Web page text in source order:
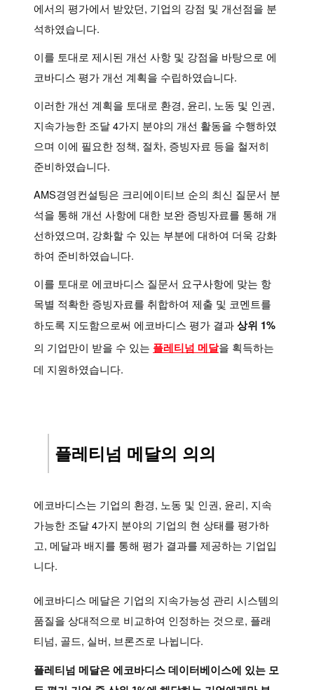
에서의 평가에서 받았던, 기업의 강점 및 개선점을 분
석하였습니다.
이를 토대로 제시된 개선 사항 및 강점을 바탕으로 에
코바디스 평가 개선 계획을 수립하였습니다.
이러한 개선 계획을 토대로 환경, 윤리, 노동 및 인권,
지속가능한 조달 4가지 분야의 개선 활동을 수행하였
으며 이에 필요한 정책, 절차, 증빙자료 등을 철저히
준비하였습니다.
AMS경영컨설팅은 크리에이티브 순의 최신 질문서 분
석을 통해 개선 사항에 대한 보완 증빙자료를 통해 개
선하였으며, 강화할 수 있는 부분에 대하여 더욱 강화
하여 준비하였습니다.
이를 토대로 에코바디스 질문서 요구사항에 맞는 항
목별 적확한 증빙자료를 취합하여 제출 및 코멘트를
하도록 지도함으로써 에코바디스 평가 결과상위 1%
의 기업만이 받을 수 있는 플레티넘 메달을 획득하는
데 지원하였습니다.
플레티넘 메달의 의의
에코바디스는 기업의 환경, 노동 및 인권, 윤리, 지속
가능한 조달 4가지 분야의 기업의 현 상태를 평가하
고, 메달과 배지를 통해 평가 결과를 제공하는 기업입
니다.
에코바디스 메달은 기업의 지속가능성 관리 시스템의
품질을 상대적으로 비교하여 인정하는 것으로, 플래
티넘, 골드, 실버, 브론즈로 나뉩니다.
플레티넘 메달은 에코바디스 데이터베이스에 있는 모